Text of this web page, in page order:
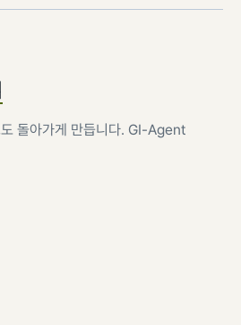
돌아가게 만듭니다. GI-Agent